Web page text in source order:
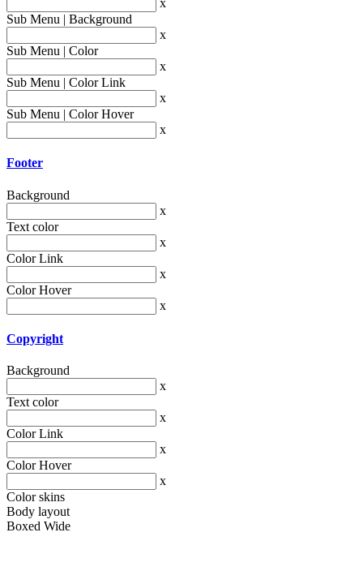
x
Sub Menu | Background
x
Sub Menu | Color
x
Sub Menu | Color Link
x
Sub Menu | Color Hover
x
Footer
Background
x
Text color
x
Color Link
x
Color Hover
x
Copyright
Background
x
Text color
x
Color Link
x
Color Hover
x
Color skins
Body layout
Boxed Wide